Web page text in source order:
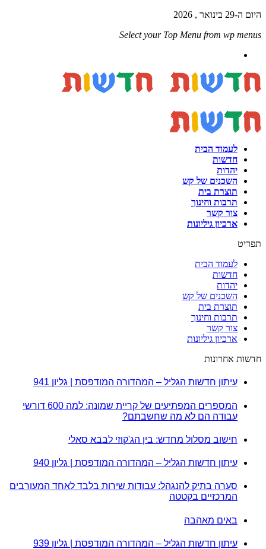
היום ה-29 בינואר , 2026
Select your Top Menu from wp menus
לעמוד הבית
חדשות
יהדות
השכנים של קש
תוצרת בית
תרבות וחינוך
צור קשר
ארכיון גיליונות
תפריט
לעמוד הבית
חדשות
יהדות
השכנים של קש
תוצרת בית
תרבות וחינוך
צור קשר
ארכיון גיליונות
חדשות אחרונות
עיתון חדשות הגליל – המהדורה המודפסת | גליון 941
המספרים המפתיעים של קריית שמונה: למה 600 דורשי
עבודה הם לא מה שחשבתם?
חישוב מסלול מחדש: בין הג'קוזי לבבא סאלי
עיתון חדשות הגליל – המהדורה המודפסת | גליון 940
סערה בתיק להנגהל: עבודות שירות בלבד לאחד המעורבים
המרכזיים בקטטה
באים מאהבה
עיתון חדשות הגליל – המהדורה המודפסת | גליון 939